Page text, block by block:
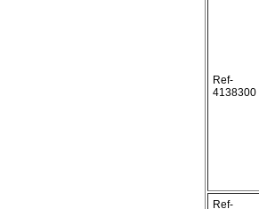
Ref-
4138300
Ref-